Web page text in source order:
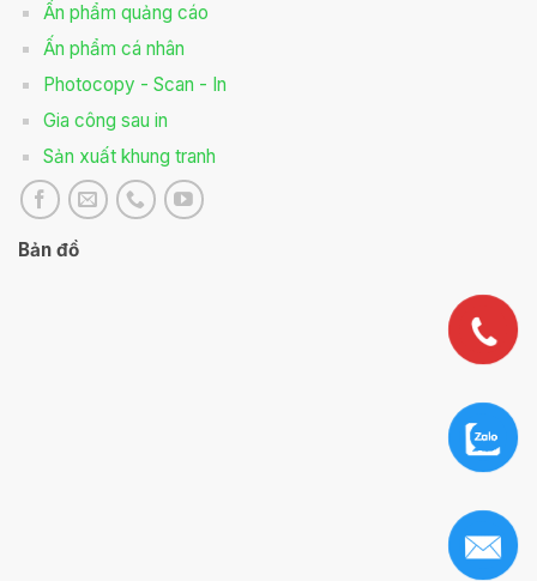
Ấn phẩm quảng cáo
Ấn phẩm cá nhân
Photocopy - Scan - In
Gia công sau in
Sản xuất khung tranh
Bản đồ